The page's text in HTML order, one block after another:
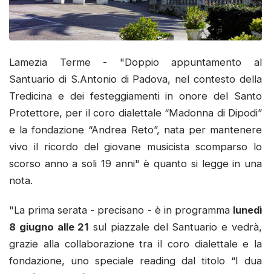
Lamezia Terme - "Doppio appuntamento al
Santuario di S.Antonio di Padova, nel contesto della
Tredicina e dei festeggiamenti in onore del Santo
Protettore, per il coro dialettale “Madonna di Dipodi”
e la fondazione “Andrea Reto”, nata per mantenere
vivo il ricordo del giovane musicista scomparso lo
scorso anno a soli 19 anni" è quanto si legge in una
nota.
"La prima serata - precisano - è in programma lunedì
8 giugno alle 21 sul piazzale del Santuario e vedrà,
grazie alla collaborazione tra il coro dialettale e la
fondazione, uno speciale reading dal titolo “I dua